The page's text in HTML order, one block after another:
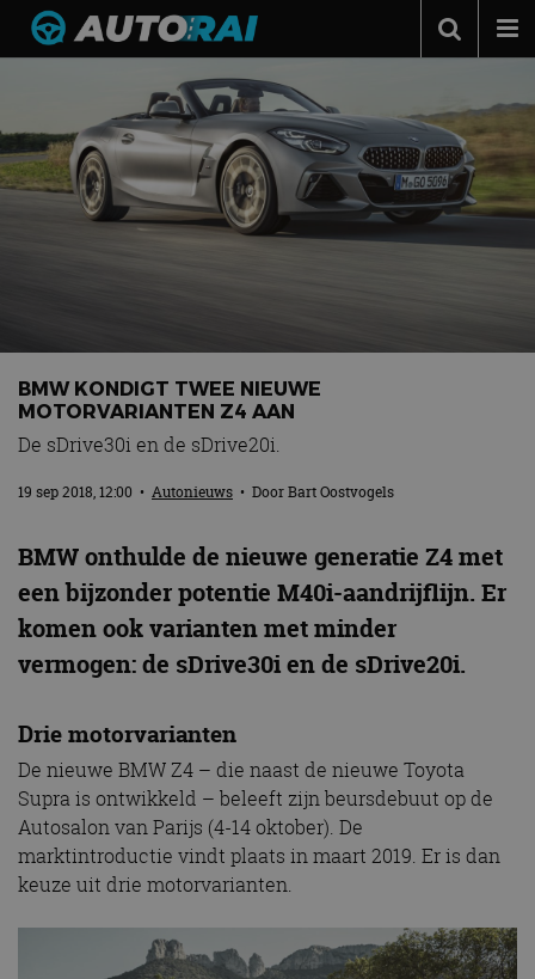
Podcast
Autotests
Automerken
MotorRAI.nl
BMW KONDIGT TWEE NIEUWE
MOTORVARIANTEN Z4 AAN
De sDrive30i en de sDrive20i.
19 sep 2018, 12:00 • Autonieuws • DoorBart Oostvogels
BMW onthulde de nieuwe generatie Z4 met
een bijzonder potentie M40i-aandrijflijn. Er
komen ook varianten met minder
vermogen: de sDrive30i en de sDrive20i.
Drie motorvarianten
De nieuwe BMW Z4 – die naast de nieuwe Toyota
Supra is ontwikkeld – beleeft zijn beursdebuut op de
Autosalon van Parijs (4-14 oktober). De
marktintroductie vindt plaats in maart 2019. Er is dan
keuze uit drie motorvarianten.